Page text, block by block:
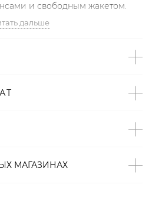
и свободным жакетом.
нос, удлиняющий ногу;
дальше
МАГАЗИНАХ